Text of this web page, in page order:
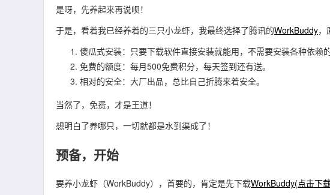
是呀，先养起来再说呗！
于是，看着我已经养着的三只小龙虾，我最终选择了腾讯的WorkBuddy，
傻瓜式安装：只要下载软件直接安装就能用，不需要安装各种依赖
免费的额度：每月500免费积分，每天签到还有送。
相对的安全：大厂出品，总比自己折腾来着安全。
当然了，免费，才是王道！
想明白了养哪只，一切就都是水到渠成了！
预备，开始
要养小龙虾（WorkBuddy），首要的，肯定是先下载WorkBuddy(点击下